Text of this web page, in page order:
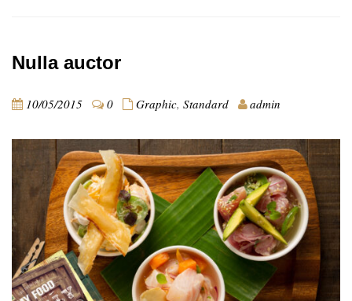
Nulla auctor
10/05/2015 0 Graphic, Standard admin